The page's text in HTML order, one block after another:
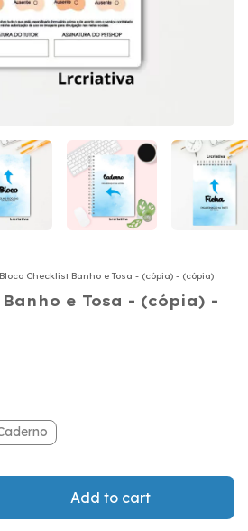
Bloco Checklist Banho e Tosa - (cópia) - (cópia)
e Tosa - (cópia) -